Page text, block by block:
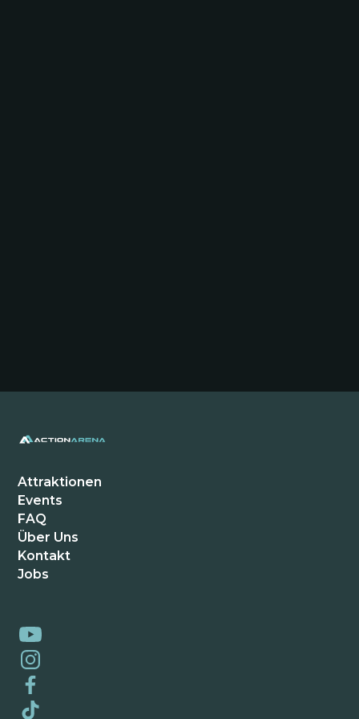
der beste Nachmittag seit langem. Alle
Thomas B.
Kiel Schwentinental
Attraktionen
Events
FAQ
Über Uns
Kontakt
Jobs